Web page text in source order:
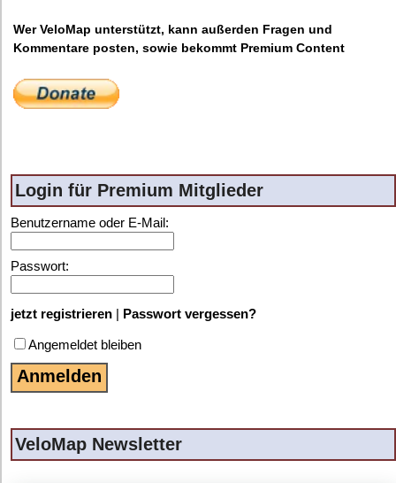
Wer VeloMap unterstützt, kann außerden Fragen und
Kommentare posten, sowie bekommt Premium Content
Login für Premium Mitglieder
Benutzername oder E-Mail:
Passwort:
jetzt registrieren | Passwort vergessen?
Angemeldet bleiben
VeloMap Newsletter